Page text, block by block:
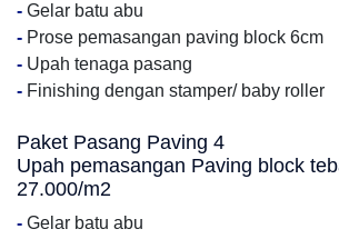
- Gelar batu abu
- Prose pemasangan paving block 6cm
- Upah tenaga pasang
- Finishing dengan stamper/ baby roller
Paket Pasang Paving 4
Upah pemasangan Paving block
27.000/m2
- Gelar batu abu